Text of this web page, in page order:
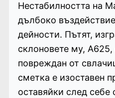
Нестабилността на
дълбоко
дейности. Пътят,
склоновете му,
повреждан от
сметка е изоставен
оставяйки след себе